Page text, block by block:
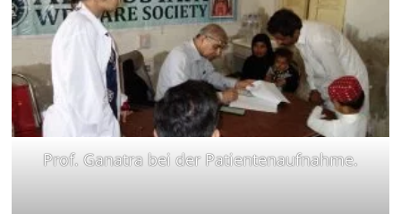
Prof. Ganatra bei der Patientenaufnahme.